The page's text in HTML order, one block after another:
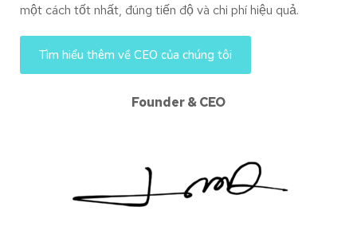
một cách tốt nhất, đúng tiến độ và chi phí hiệu quả.
Tìm hiểu thêm về CEO của chúng tôi
Founder & CEO